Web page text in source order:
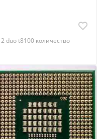
duo t8100 количество